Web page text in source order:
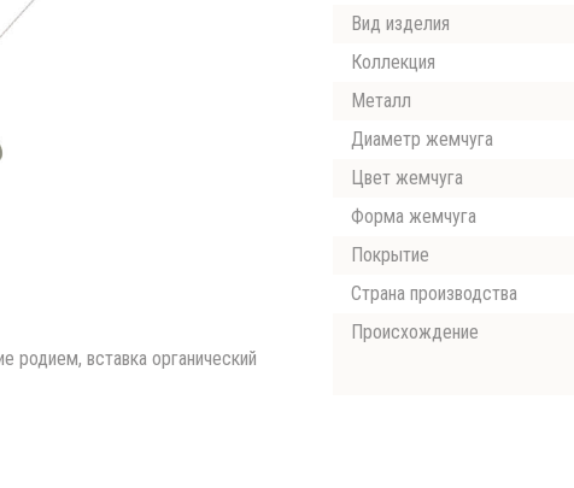
родием, вставка органический
Вид изделия
Коллекция
Металл
Диаметр жемчуга
Цвет жемчуга
Форма жемчуга
Покрытие
Страна производства
Происхождение